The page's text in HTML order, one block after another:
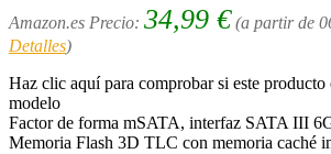
Amazon.es Precio: 34,99 € (a partir de
Detalles)
Haz clic aquí para comprobar si este producto
modelo
Factor de forma mSATA, interfaz SATA III
Memoria Flash 3D TLC con memoria caché